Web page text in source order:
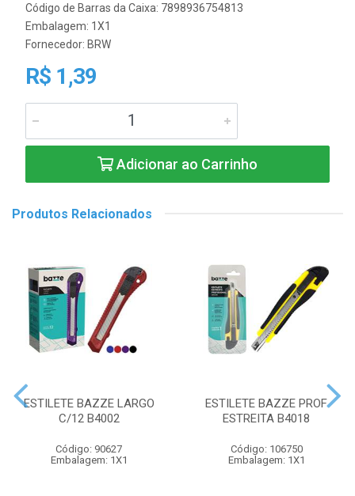
Código de Barras da Caixa: 7898936754813
Embalagem: 1X1
Fornecedor: BRW
R$ 1,39
Adicionar ao Carrinho
Produtos Relacionados
ESTILETE BAZZE LARGO
C/12 B4002
Código: 90627
Embalagem: 1X1
ESTILETE BAZZE PROF
ESTREITA B4018
Código: 106750
Embalagem: 1X1